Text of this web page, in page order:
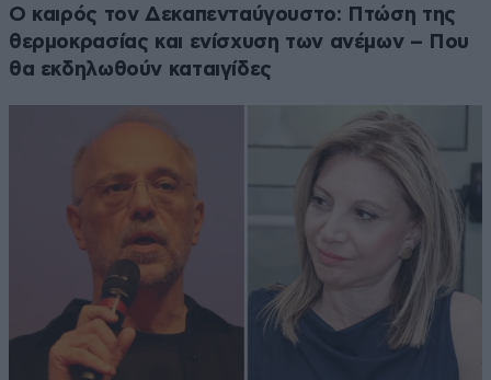
Ο καιρός τον Δεκαπενταύγουστο: Πτώση της
θερμοκρασίας και ενίσχυση των ανέμων – Που
θα εκδηλωθούν καταιγίδες